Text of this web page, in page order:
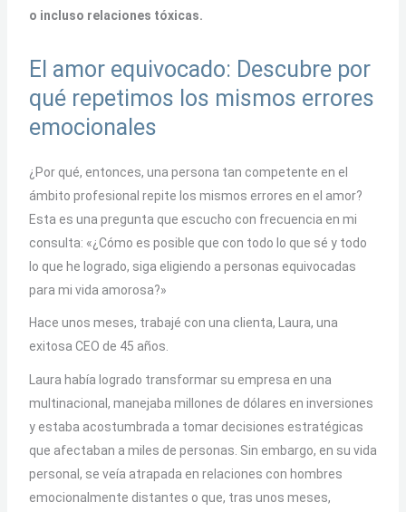
o incluso relaciones tóxicas.
El amor equivocado: Descubre por
qué repetimos los mismos errores
emocionales
¿Por qué, entonces, una persona tan competente en el
ámbito profesional repite los mismos errores en el amor?
Esta es una pregunta que escucho con frecuencia en mi
consulta: «¿Cómo es posible que con todo lo que sé y todo
lo que he logrado, siga eligiendo a personas equivocadas
para mi vida amorosa?»
Hace unos meses, trabajé con una clienta, Laura, una
exitosa CEO de 45 años.
Laura había logrado transformar su empresa en una
multinacional, manejaba millones de dólares en inversiones
y estaba acostumbrada a tomar decisiones estratégicas
que afectaban a miles de personas. Sin embargo, en su vida
personal, se veía atrapada en relaciones con hombres
emocionalmente distantes o que, tras unos meses,